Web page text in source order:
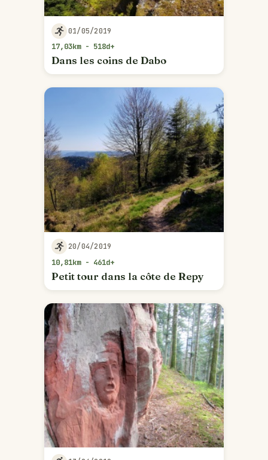
01/05/2019
17,03km - 518d+
Dans les coins de Dabo
20/04/2019
10,81km - 461d+
Petit tour dans la côte de Repy